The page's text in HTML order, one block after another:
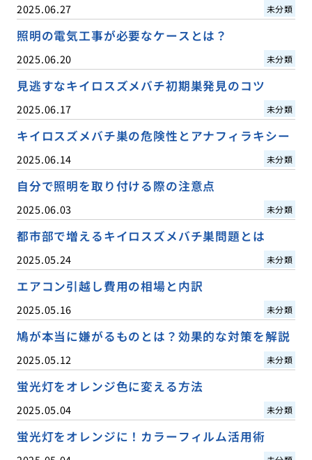
2025.06.27 未分類
照明の電気工事が必要なケースとは？
2025.06.20 未分類
見逃すなキイロスズメバチ初期巣発見のコツ
2025.06.17 未分類
キイロスズメバチ巣の危険性とアナフィラキシー
2025.06.14 未分類
自分で照明を取り付ける際の注意点
2025.06.03 未分類
都市部で増えるキイロスズメバチ巣問題とは
2025.05.24 未分類
エアコン引越し費用の相場と内訳
2025.05.16 未分類
鳩が本当に嫌がるものとは？効果的な対策を解説
2025.05.12 未分類
蛍光灯をオレンジ色に変える方法
2025.05.04 未分類
蛍光灯をオレンジに！カラーフィルム活用術